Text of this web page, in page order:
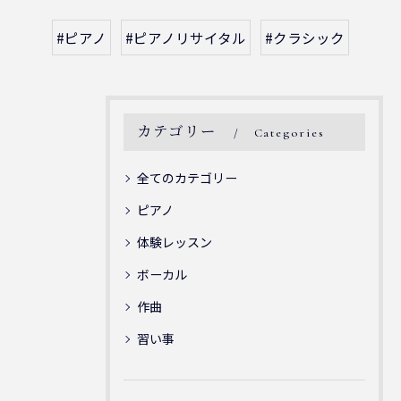
#ピアノ #ピアノリサイタル #クラシック
カテゴリー Categories
全てのカテゴリー
ピアノ
体験レッスン
ボーカル
作曲
習い事